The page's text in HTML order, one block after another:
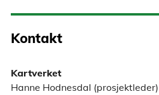
Kontakt
Kartverket
Hanne Hodnesdal (prosjektleder)